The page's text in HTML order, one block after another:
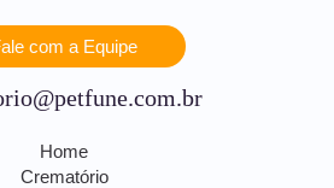
com a Equipe
Home
Crematório